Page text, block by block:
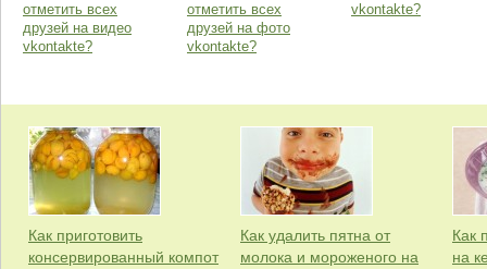
отметить всех
друзей на видео
vkontakte?
отметить всех
друзей на фото
vkontakte?
vkontakte?
Как приготовить
консервированный компот
Как удалить пятна от
молока и мороженого на
Как
на